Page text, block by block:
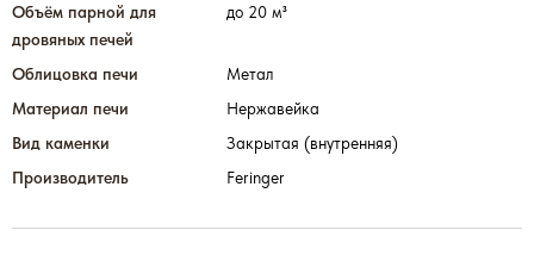
Объём парной для
дровяных печей
до 20 м³
Облицовка печи
Метал
Материал печи
Нержавейка
Вид каменки
Закрытая (внутренняя)
Производитель
Feringer